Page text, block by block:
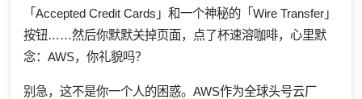
「Accepted Credit Cards」和一个神秘的「Wire Transfer」
按钮……然后你默默关掉页面，点了杯速溶咖啡，心里默
念：AWS，你礼貌吗？
别急，这不是你一个人的困惑。AWS作为全球头号云厂